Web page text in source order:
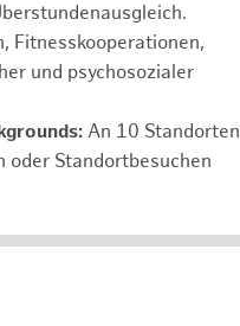
Fitnesskooperationen,
und psychosozialer
An 10 Standorten
oder Standortbesuchen